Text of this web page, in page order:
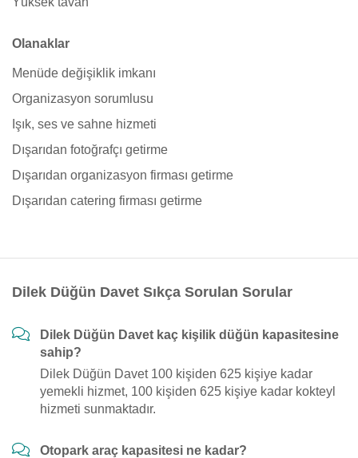
Olanaklar
Menüde değişiklik imkanı
Organizasyon sorumlusu
Işık, ses ve sahne hizmeti
Dışarıdan fotoğrafçı getirme
Dışarıdan organizasyon firması getirme
Dışarıdan catering firması getirme
Dilek Düğün Davet Sıkça Sorulan Sorular
Dilek Düğün Davet kaç kişilik düğün kapasitesine
sahip?
Dilek Düğün Davet 100 kişiden 625 kişiye kadar
yemekli hizmet, 100 kişiden 625 kişiye kadar kokteyl
hizmeti sunmaktadır.
Otopark araç kapasitesi ne kadar?